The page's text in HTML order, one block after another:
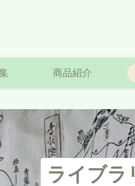
商品紹介
ライブラ